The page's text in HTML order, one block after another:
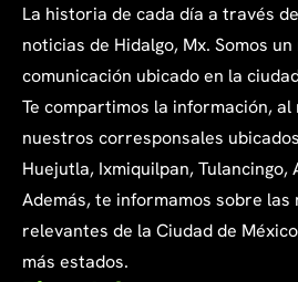
La historia de cada día a través
noticias de Hidalgo, Mx. Somos un
comunicación ubicado en la
Te compartimos la información, al
nuestros corresponsales
Huejutla, Ixmiquilpan, Tulancingo,
Además, te informamos sobre las
relevantes de la Ciudad de
más estados.